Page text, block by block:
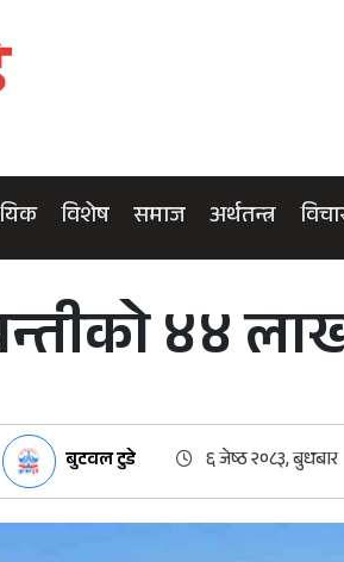
विशेष समाज अर्थतन्त्र
४४
बुटवल टुडे ६ जेष्ठ २०८३, बुधबार